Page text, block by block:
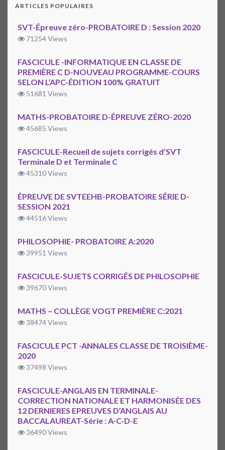
ARTICLES POPULAIRES
SVT-Épreuve zéro-PROBATOIRE D : Session 2020
71254 Views
FASCICULE -INFORMATIQUE EN CLASSE DE
PREMIÈRE C D-NOUVEAU PROGRAMME-COURS
SELON L’APC-ÉDITION 100% GRATUIT
51681 Views
MATHS-PROBATOIRE D-ÉPREUVE ZÉRO-2020
45685 Views
FASCICULE-Recueil de sujets corrigés d’SVT
Terminale D et Terminale C
45310 Views
ÉPREUVE DE SVTEEHB-PROBATOIRE SÉRIE D-
SESSION 2021
44516 Views
PHILOSOPHIE- PROBATOIRE A:2020
39951 Views
FASCICULE-SUJETS CORRIGÉS DE PHILOSOPHIE
39670 Views
MATHS – COLLÈGE VOGT PREMIÈRE C:2021
38474 Views
FASCICULE PCT -ANNALES CLASSE DE TROISIÈME-
2020
37498 Views
FASCICULE-ANGLAIS EN TERMINALE-
CORRECTION NATIONALE ET HARMONISÉE DES
12 DERNIERES EPREUVES D’ANGLAIS AU
BACCALAUREAT-Série : A-C-D-E
36490 Views